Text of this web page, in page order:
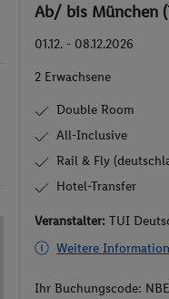
Ab/ bis München
01.12. - 08.12.2026
2 Erwachsene
Double Room
All-Inclusive
Rail & Fly
Hotel-Transfer
Veranstalter:TUI
Weitere
Ihr Buchungscode: